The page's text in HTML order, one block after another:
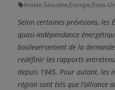
Arabie Saoudite,Energie,Etats-
Selon certaines prévisions, les
quasi-indépendance
bouleversement de la
redéfinir les rapports
depuis 1945. Pour autant, les
région sont tels que l’alliance